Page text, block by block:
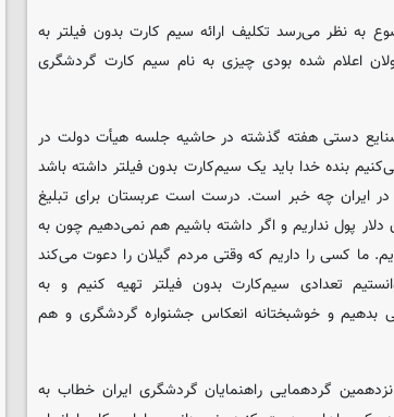
نظر می‌رسد تکلیف ارائه سیم کارت بدون فیلتر به
اعلام شده بودی چیزی به نام سیم کارت گردشگری
دستی هفته گذشته در حاشیه جلسه هیأت دولت در
بنده خدا باید یک سیم‌کارت بدون فیلتر داشته باشد
در ایران چه خبر است. درست است عربستان برای تبلیغ
پول نداریم و اگر داشته باشیم هم نمی‌دهیم چون به
ما کسی را داریم که وقتی مردم گیلان را دعوت می‌کند
تعدادی سیم‌کارت بدون فیلتر تهیه کنیم و به
بدهیم و خوشبختانه انعکاس جشنواره گردشگری و هم
گردهمایی راهنمایان گردشگری ایران خطاب به